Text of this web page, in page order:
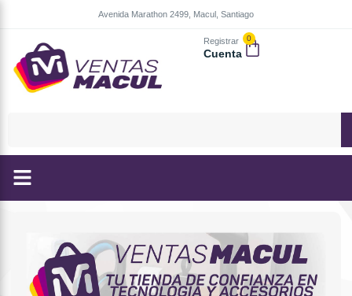
Avenida Marathon 2499, Macul, Santiago
Registrar
Cuenta
0